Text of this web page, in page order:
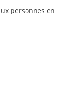
personnes en